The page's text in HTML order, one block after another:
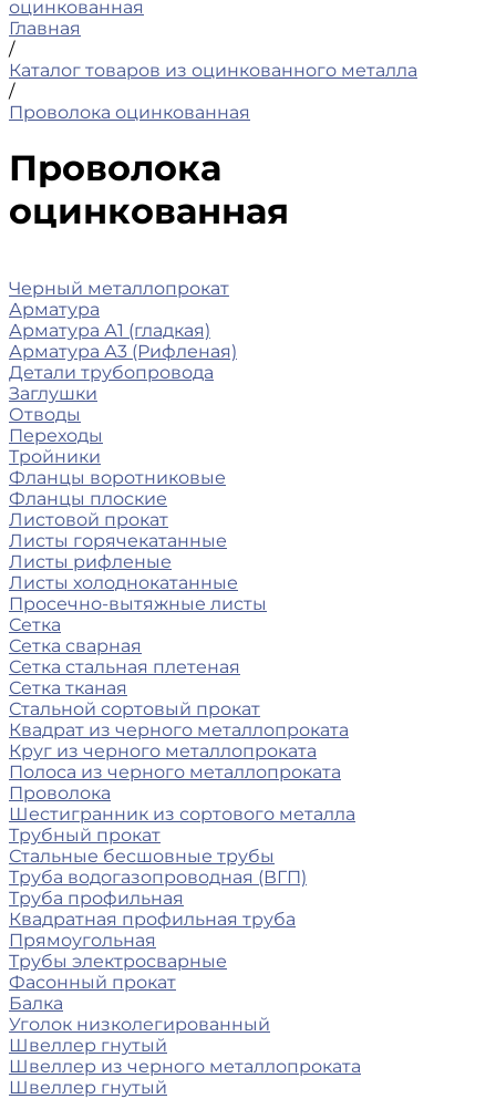
оцинкованная
Главная
/
Каталог товаров из оцинкованного металла
/
Проволока оцинкованная
Проволока
оцинкованная
Черный металлопрокат
Арматура
Арматура А1 (гладкая)
Арматура А3 (Рифленая)
Детали трубопровода
Заглушки
Отводы
Переходы
Тройники
Фланцы воротниковые
Фланцы плоские
Листовой прокат
Листы горячекатанные
Листы рифленые
Листы холоднокатанные
Просечно-вытяжные листы
Сетка
Сетка сварная
Сетка стальная плетеная
Сетка тканая
Стальной сортовый прокат
Квадрат из черного металлопроката
Круг из черного металлопроката
Полоса из черного металлопроката
Проволока
Шестигранник из сортового металла
Трубный прокат
Стальные бесшовные трубы
Труба водогазопроводная (ВГП)
Труба профильная
Квадратная профильная труба
Прямоугольная
Трубы электросварные
Фасонный прокат
Балка
Уголок низколегированный
Швеллер гнутый
Швеллер из черного металлопроката
Швеллер гнутый